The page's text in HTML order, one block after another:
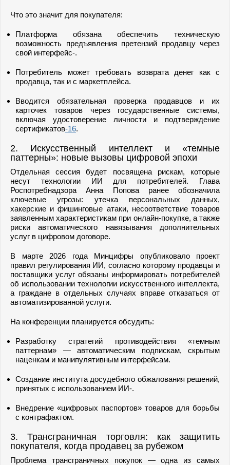
Что это значит для покупателя:
Платформа обязана обеспечить техническую
возможность предъявления претензий продавцу через
свой интерфейс-.
Потребитель может требовать возврата денег как с
продавца, так и с маркетплейса.
Вводится обязательная проверка продавцов и их
карточек товаров через государственные системы,
включая удостоверение личности и подтверждение
сертификатов-16.
2. Искусственный интеллект и «темные
паттерны»: новые вызовы цифровой эпохи
Отдельная сессия будет посвящена рискам, которые
несут технологии ИИ для потребителей. Глава
Роспотребнадзора Анна Попова ранее обозначила
ключевые угрозы: утечка персональных данных,
хакерские и фишинговые атаки, несоответствие товаров
заявленным характеристикам при онлайн-покупке, а также
риски автоматического навязывания дополнительных
услуг в цифровом договоре.
В марте 2026 года Минцифры опубликовало проект
правил регулирования ИИ, согласно которому продавцы и
поставщики услуг обязаны информировать потребителей
об использовании технологии искусственного интеллекта,
а граждане в отдельных случаях вправе отказаться от
автоматизированной услуги.
На конференции планируется обсудить:
Разработку стратегий противодействия «темным
паттернам» — автоматическим подпискам, скрытым
наценкам и манипулятивным интерфейсам.
Создание института досудебного обжалования решений,
принятых с использованием ИИ-.
Внедрение «цифровых паспортов» товаров для борьбы
с контрафактом.
3. Трансграничная торговля: как защитить
покупателя, когда продавец за рубежом
Проблема трансграничных покупок — одна из самых